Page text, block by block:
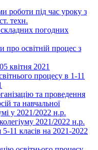
роботи під час уроку з
техн.
погодних
про освітній процес з
квітня 2021
процесу в 1-11
та проведення
та навчальної
у 2021/2022 н.р.
2021/2022 н.р.
5-11 класів на 2021-2022